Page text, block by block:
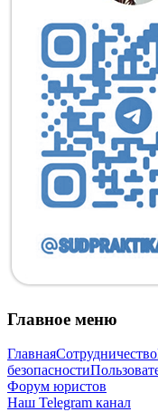
Главное меню
ГлавнаяСотрудничество
безопасности
Форум юристов
Наш Telegram канал